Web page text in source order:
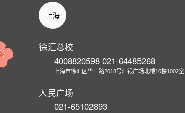
上海
徐汇总校
4008820598 021-64485268
上海市徐汇区华山路2018号汇银广场北楼10楼1002室
人民广场
021-65102893